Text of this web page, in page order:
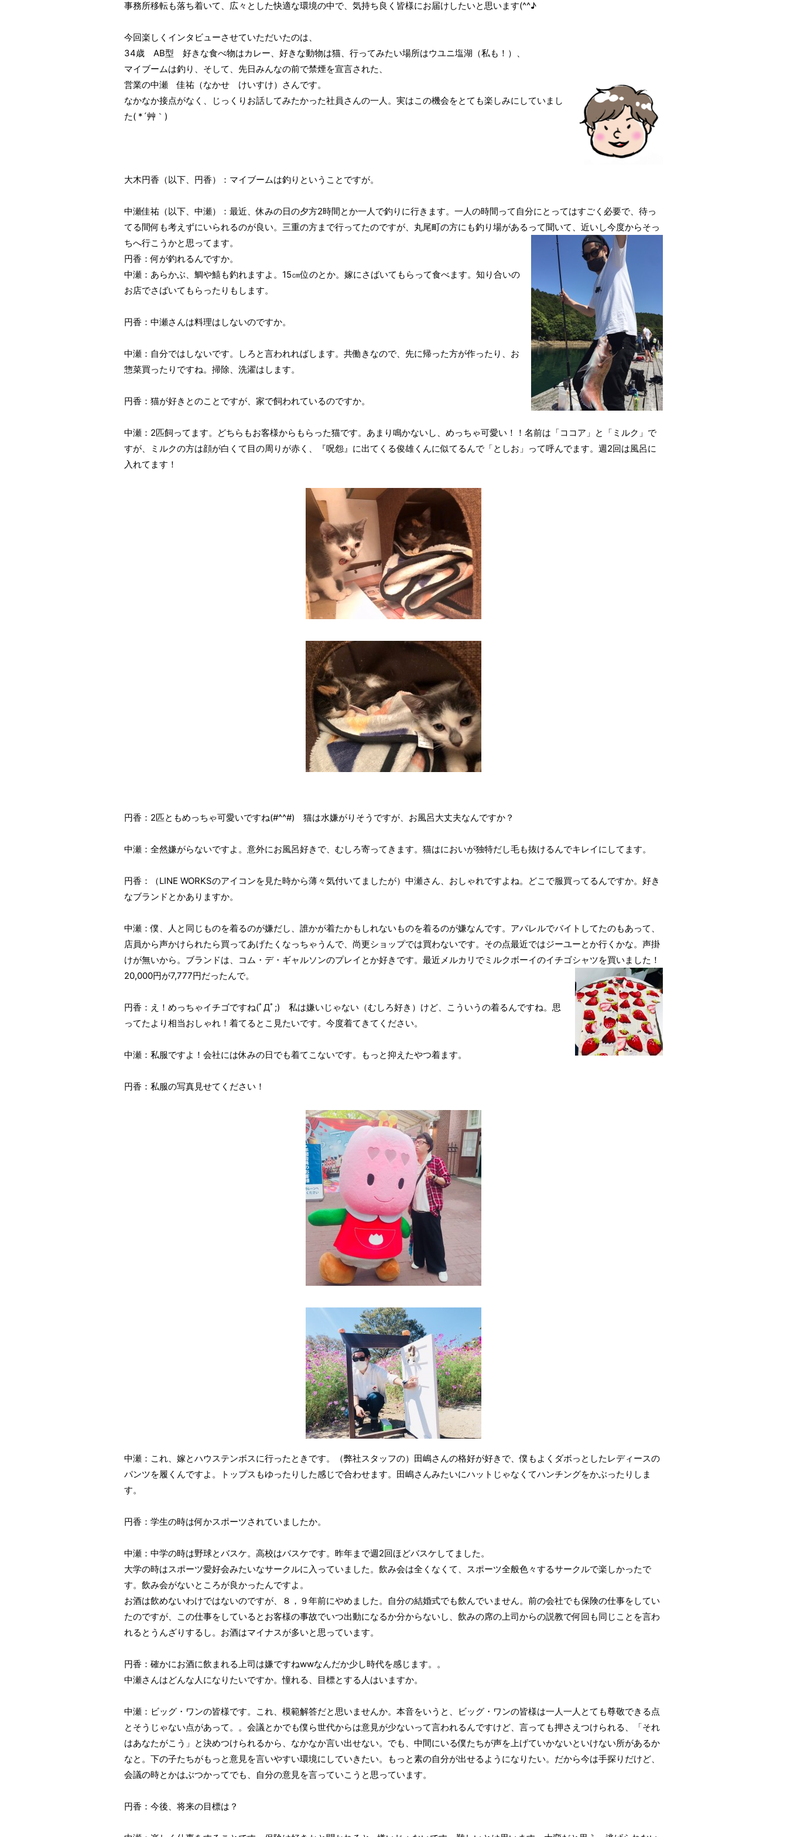
事務所移転も落ち着いて、広々とした快適な環境の中で、気持ち良く皆様にお届けしたいと思います(^^♪
今回楽しくインタビューさせていただいたのは、
34歳 AB型 好きな食べ物はカレー、好きな動物は猫、行ってみたい場所はウユニ塩湖（私も！）、
マイブームは釣り、そして、先日みんなの前で禁煙を宣言された、
営業の中瀬 佳祐（なかせ けいすけ）さんです。
なかなか接点がなく、じっくりお話してみたかった社員さんの一人。実はこの機会をとても楽しみにしていまし
た( *´艸｀)
大木円香（以下、円香）：マイブームは釣りということですが。
中瀬佳祐（以下、中瀬）：最近、休みの日の夕方2時間とか一人で釣りに行きます。一人の時間って自分にとってはすごく必要で、待っ
てる間何も考えずにいられるのが良い。三重の方まで行ってたのですが、丸尾町の方にも釣り場があるって聞いて、近いし今度からそっ
ちへ行こうかと思ってます。
円香：何が釣れるんですか。
中瀬：あらかぶ、鯛や鱚も釣れますよ。15㎝位のとか。嫁にさばいてもらって食べます。知り合いの
お店でさばいてもらったりもします。
円香：中瀬さんは料理はしないのですか。
中瀬：自分ではしないです。しろと言われればします。共働きなので、先に帰った方が作ったり、お
惣菜買ったりですね。掃除、洗濯はします。
円香：猫が好きとのことですが、家で飼われているのですか。
中瀬：2匹飼ってます。どちらもお客様からもらった猫です。あまり鳴かないし、めっちゃ可愛い！！名前は「ココア」と「ミルク」で
すが、ミルクの方は顔が白くて目の周りが赤く、『呪怨』に出てくる俊雄くんに似てるんで「としお」って呼んでます。週2回は風呂に
入れてます！
円香：2匹ともめっちゃ可愛いですね(#^^#) 猫は水嫌がりそうですが、お風呂大丈夫なんですか？
中瀬：全然嫌がらないですよ。意外にお風呂好きで、むしろ寄ってきます。猫はにおいが独特だし毛も抜けるんでキレイにしてます。
円香：（LINE WORKSのアイコンを見た時から薄々気付いてましたが）中瀬さん、おしゃれですよね。どこで服買ってるんですか。好き
なブランドとかありますか。
中瀬：僕、人と同じものを着るのが嫌だし、誰かが着たかもしれないものを着るのが嫌なんです。アパレルでバイトしてたのもあって、
店員から声かけられたら買ってあげたくなっちゃうんで、尚更ショップでは買わないです。その点最近ではジーユーとか行くかな。声掛
けが無いから。ブランドは、コム・デ・ギャルソンのプレイとか好きです。最近メルカリでミルクボーイのイチゴシャツを買いました！
20,000円が7,777円だったんで。
円香：え！めっちゃイチゴですね(ﾟДﾟ;) 私は嫌いじゃない（むしろ好き）けど、こういうの着るんですね。思
ってたより相当おしゃれ！着てるとこ見たいです。今度着てきてください。
中瀬：私服ですよ！会社には休みの日でも着てこないです。もっと抑えたやつ着ます。
円香：私服の写真見せてください！
中瀬：これ、嫁とハウステンボスに行ったときです。（弊社スタッフの）田嶋さんの格好が好きで、僕もよくダボっとしたレディースの
パンツを履くんですよ。トップスもゆったりした感じで合わせます。田嶋さんみたいにハットじゃなくてハンチングをかぶったりしま
す。
円香：学生の時は何かスポーツされていましたか。
中瀬：中学の時は野球とバスケ。高校はバスケです。昨年まで週2回ほどバスケしてました。
大学の時はスポーツ愛好会みたいなサークルに入っていました。飲み会は全くなくて、スポーツ全般色々するサークルで楽しかったで
す。飲み会がないところが良かったんですよ。
お酒は飲めないわけではないのですが、８，９年前にやめました。自分の結婚式でも飲んでいません。前の会社でも保険の仕事をしてい
たのですが、この仕事をしているとお客様の事故でいつ出動になるか分からないし、飲みの席の上司からの説教で何回も同じことを言わ
れるとうんざりするし。お酒はマイナスが多いと思っています。
円香：確かにお酒に飲まれる上司は嫌ですねwwなんだか少し時代を感じます。。
中瀬さんはどんな人になりたいですか。憧れる、目標とする人はいますか。
中瀬：ビッグ・ワンの皆様です。これ、模範解答だと思いませんか。本音をいうと、ビッグ・ワンの皆様は一人一人とても尊敬できる点
とそうじゃない点があって。。会議とかでも僕ら世代からは意見が少ないって言われるんですけど、言っても押さえつけられる、「それ
はあなたがこう」と決めつけられるから、なかなか言い出せない。でも、中間にいる僕たちが声を上げていかないといけない所があるか
なと。下の子たちがもっと意見を言いやすい環境にしていきたい。もっと素の自分が出せるようになりたい。だから今は手探りだけど、
会議の時とかはぶつかってでも、自分の意見を言っていこうと思っています。
円香：今後、将来の目標は？